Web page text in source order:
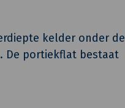
kelder onder de
De portiekflat bestaat